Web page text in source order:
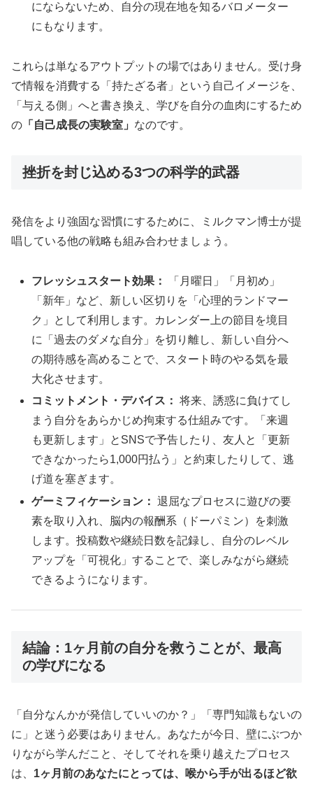
にならないため、自分の現在地を知るバロメーター
にもなります。
これらは単なるアウトプットの場ではありません。受け身
で情報を消費する「持たざる者」という自己イメージを、
「与える側」へと書き換え、学びを自分の血肉にするため
の 「自己成長の実験室」 なのです。
挫折を封じ込める3つの科学的武器
発信をより強固な習慣にするために、ミルクマン博士が提
唱している他の戦略も組み合わせましょう。
フレッシュスタート効果：
「月曜日」「月初め」
「新年」など、新しい区切りを「心理的ランドマー
ク」として利用します。カレンダー上の節目を境目
に「過去のダメな自分」を切り離し、新しい自分へ
の期待感を高めることで、スタート時のやる気を最
大化させます。
コミットメント・デバイス： 将来、誘惑に負けてし
まう自分をあらかじめ拘束する仕組みです。「来週
も更新します」とSNSで予告したり、友人と「更新
できなかったら1,000円払う」と約束したりして、逃
げ道を塞ぎます。
ゲーミフィケーション： 退屈なプロセスに遊びの要
素を取り入れ、脳内の報酬系（ドーパミン）を刺激
します。投稿数や継続日数を記録し、自分のレベル
アップを「可視化」することで、楽しみながら継続
できるようになります。
結論：1ヶ月前の自分を救うことが、最高
の学びになる
「自分なんかが発信していいのか？」「専門知識もないの
に」と迷う必要はありません。あなたが今日、壁にぶつか
りながら学んだこと、そしてそれを乗り越えたプロセス
は、 1ヶ月前のあなたにとっては、喉から手が出るほど欲